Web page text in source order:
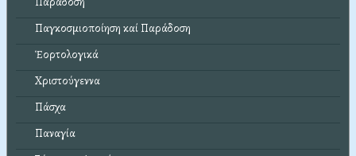
Παγκοσμιοποίηση καί Παράδοση
Ἑορτολογικά
Χριστούγεννα
Πάσχα
Παναγία